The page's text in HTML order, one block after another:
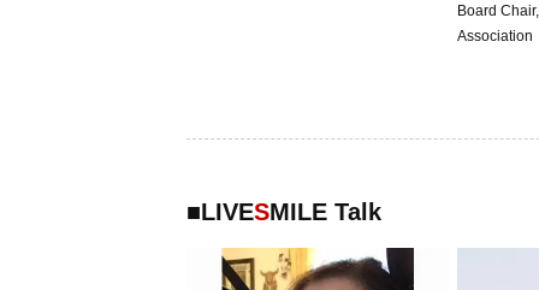
Board
Association
■LIVESMILE Talk